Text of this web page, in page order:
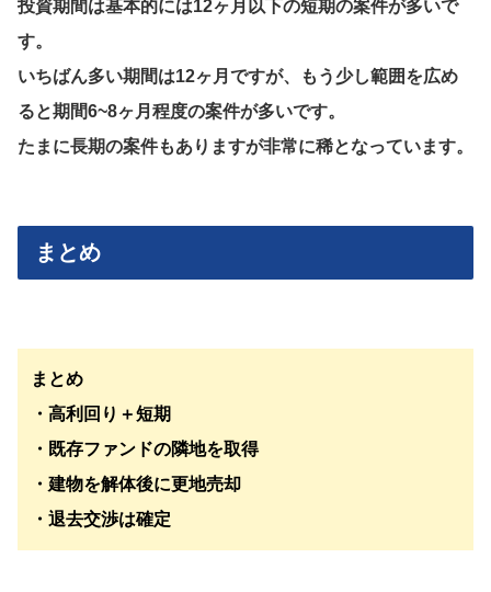
投資期間は基本的には12ヶ月以下の短期の案件が多いで
す。
いちばん多い期間は12ヶ月ですが、もう少し範囲を広め
ると期間6~8ヶ月程度の案件が多いです。
たまに長期の案件もありますが非常に稀となっています。
まとめ
まとめ
・高利回り＋短期
・既存ファンドの隣地を取得
・建物を解体後に更地売却
・退去交渉は確定